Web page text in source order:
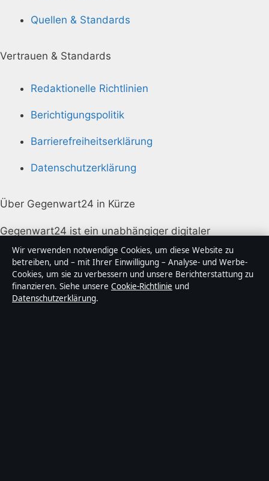
Quellen & Standards
Vertrauen & Standards
Redaktionelle Richtlinien
Berichtigungspolitik
Barrierefreiheitserklärung
Datenschutzerklärung
Über Gegenwart24 in Kürze
Gegenwart24 ist ein unabhängiger digitaler
Nachrichtenanbieter mit Fokus auf Politik, Wirtschaft,
Technik und Gesellschaft in Deutschland. Jeder Artikel
trägt eine Byline, wird von einem Redakteur geprüft
und vor der Veröffentlichung faktengecheckt.
Wir verwenden notwendige Cookies, um diese Website zu
betreiben, und – mit Ihrer Einwilligung – Analyse- und Werbe-
Cookies, um sie zu verbessern und unsere Berichterstattung zu
finanzieren. Siehe unsere Cookie-Richtlinie und
Datenschutzerklärung.